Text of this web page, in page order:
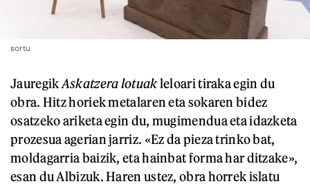
sortu
JauregikAskatzera lotuakleloari tiraka egin du
obra. Hitz horiek metalaren eta sokaren bidez
osatzeko ariketa egin du, mugimendua eta idazketa
prozesua agerian jarriz. «Ez da pieza trinko bat,
moldagarria baizik, eta hainbat forma har ditzake»,
esan du Albizuk. Haren ustez, obra horrek islatu